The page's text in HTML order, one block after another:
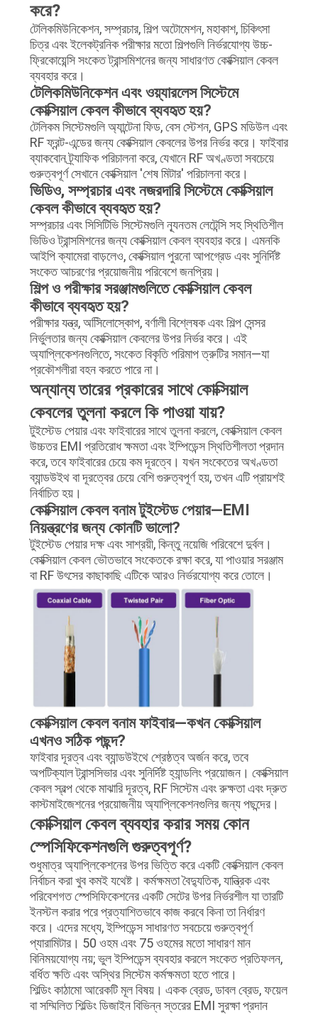
করে?
টেলিকমিউনিকেশন, সম্প্রচার, শিল্প অটোমেশন, মহাকাশ, চিকিৎসা
চিত্র এবং ইলেকট্রনিক পরীক্ষার মতো শিল্পগুলি নির্ভরযোগ্য উচ্চ-
ফ্রিকোয়েন্সি সংকেত ট্রান্সমিশনের জন্য সাধারণত কোক্সিয়াল কেবল
ব্যবহার করে।
টেলিকমিউনিকেশন এবং ওয়্যারলেস সিস্টেমে
কোক্সিয়াল কেবল কীভাবে ব্যবহৃত হয়?
টেলিকম সিস্টেমগুলি অ্যান্টেনা ফিড, বেস স্টেশন, GPS মডিউল এবং
RF ফ্রন্ট-এন্ডের জন্য কোক্সিয়াল কেবলের উপর নির্ভর করে। ফাইবার
ব্যাকবোন ট্র্যাফিক পরিচালনা করে, যেখানে RF অখণ্ডতা সবচেয়ে
গুরুত্বপূর্ণ সেখানে কোক্সিয়াল 'শেষ মিটার' পরিচালনা করে।
ভিডিও, সম্প্রচার এবং নজরদারি সিস্টেমে কোক্সিয়াল
কেবল কীভাবে ব্যবহৃত হয়?
সম্প্রচার এবং সিসিটিভি সিস্টেমগুলি ন্যূনতম লেটেন্সি সহ স্থিতিশীল
ভিডিও ট্রান্সমিশনের জন্য কোক্সিয়াল কেবল ব্যবহার করে। এমনকি
আইপি ক্যামেরা বাড়লেও, কোক্সিয়াল পুরনো আপগ্রেড এবং সুনির্দিষ্ট
সংকেত আচরণের প্রয়োজনীয় পরিবেশে জনপ্রিয়।
শিল্প ও পরীক্ষার সরঞ্জামগুলিতে কোক্সিয়াল কেবল
কীভাবে ব্যবহৃত হয়?
পরীক্ষার যন্ত্র, অসিিলোস্কোপ, বর্ণালী বিশ্লেষক এবং শিল্প সেন্সর
নির্ভুলতার জন্য কোক্সিয়াল কেবলের উপর নির্ভর করে। এই
অ্যাপ্লিকেশনগুলিতে, সংকেত বিকৃতি পরিমাপ ত্রুটির সমান—যা
প্রকৌশলীরা বহন করতে পারে না।
অন্যান্য তারের প্রকারের সাথে কোক্সিয়াল
কেবলের তুলনা করলে কি পাওয়া যায়?
টুইস্টেড পেয়ার এবং ফাইবারের সাথে তুলনা করলে, কোক্সিয়াল কেবল
উচ্চতর EMI প্রতিরোধ ক্ষমতা এবং ইম্পিডেন্স স্থিতিশীলতা প্রদান
করে, তবে ফাইবারের চেয়ে কম দূরত্বে। যখন সংকেতের অখণ্ডতা
ব্যান্ডউইথ বা দূরত্বের চেয়ে বেশি গুরুত্বপূর্ণ হয়, তখন এটি প্রায়শই
নির্বাচিত হয়।
কোক্সিয়াল কেবল বনাম টুইস্টেড পেয়ার—EMI
নিয়ন্ত্রণের জন্য কোনটি ভালো?
টুইস্টেড পেয়ার দক্ষ এবং সাশ্রয়ী, কিন্তু নয়েজি পরিবেশে দুর্বল।
কোক্সিয়াল কেবল ভৌতভাবে সংকেতকে রক্ষা করে, যা পাওয়ার সরঞ্জাম
বা RF উৎসের কাছাকাছি এটিকে আরও নির্ভরযোগ্য করে তোলে।
কোক্সিয়াল কেবল বনাম ফাইবার—কখন কোক্সিয়াল
এখনও সঠিক পছন্দ?
ফাইবার দূরত্ব এবং ব্যান্ডউইথে শ্রেষ্ঠত্ব অর্জন করে, তবে
অপটিক্যাল ট্রান্সসিভার এবং সুনির্দিষ্ট হ্যান্ডলিং প্রয়োজন। কোক্সিয়াল
কেবল স্বল্প থেকে মাঝারি দূরত্ব, RF সিস্টেম এবং রুক্ষতা এবং দ্রুত
কাস্টমাইজেশনের প্রয়োজনীয় অ্যাপ্লিকেশনগুলির জন্য পছন্দের।
কোক্সিয়াল কেবল ব্যবহার করার সময় কোন
স্পেসিফিকেশনগুলি গুরুত্বপূর্ণ?
শুধুমাত্র অ্যাপ্লিকেশনের উপর ভিত্তি করে একটি কোক্সিয়াল কেবল
নির্বাচন করা খুব কমই যথেষ্ট। কর্মক্ষমতা বৈদ্যুতিক, যান্ত্রিক এবং
পরিবেশগত স্পেসিফিকেশনের একটি সেটের উপর নির্ভরশীল যা তারটি
ইনস্টল করার পরে প্রত্যাশিতভাবে কাজ করবে কিনা তা নির্ধারণ
করে। এদের মধ্যে, ইম্পিডেন্স সাধারণত সবচেয়ে গুরুত্বপূর্ণ
প্যারামিটার। 50 ওহম এবং 75 ওহমের মতো সাধারণ মান
বিনিময়যোগ্য নয়; ভুল ইম্পিডেন্স ব্যবহার করলে সংকেত প্রতিফলন,
বর্ধিত ক্ষতি এবং অস্থির সিস্টেম কর্মক্ষমতা হতে পারে।
শিল্ডিং কাঠামো আরেকটি মূল বিষয়। একক ব্রেড, ডাবল ব্রেড, ফয়েল
বা সম্মিলিত শিল্ডিং ডিজাইন বিভিন্ন স্তরের EMI সুরক্ষা প্রদান